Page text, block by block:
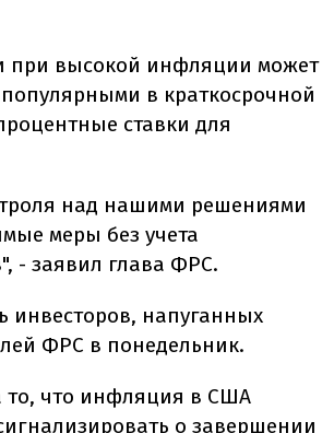
при высокой инфляции может
в краткосрочной
ставки для
над нашими решениями
меры без учета
- заявил глава ФРС.
инвесторов, напуганных
ФРС в понедельник.
то, что инфляция в США
о завершении